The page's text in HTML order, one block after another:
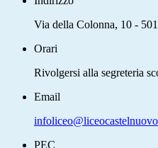
Via della Colonna, 10 -
Orari
Rivolgersi alla segreteria
Email
PEC